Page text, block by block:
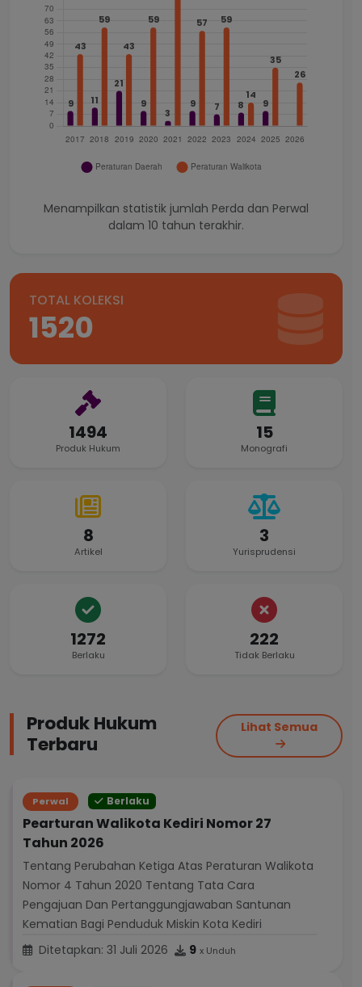
Menampilkan statistik jumlah Perda dan Perwal
dalam 10 tahun terakhir.
TOTAL KOLEKSI
1520
1494
Produk Hukum
15
Monografi
8
Artikel
3
Yurisprudensi
1272
Berlaku
222
Tidak Berlaku
Produk Hukum
Terbaru
Lihat Semua
Perwal Berlaku
Pearturan Walikota Kediri Nomor 27
Tahun 2026
Tentang Perubahan Ketiga Atas Peraturan Walikota
Nomor 4 Tahun 2020 Tentang Tata Cara
Pengajuan Dan Pertanggungjawaban Santunan
Kematian Bagi Penduduk Miskin Kota Kediri
Ditetapkan: 31 Juli 2026
9 x Unduh